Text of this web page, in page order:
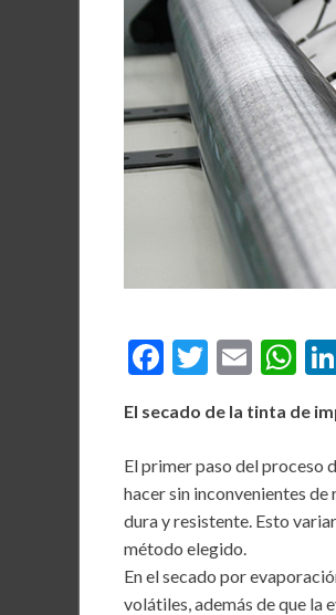
F
e
b
o
o
k
T
itt
er
E
ai
l
W
at
s
A
p
p
El secado de la tinta de
El primer paso del proceso
hacer sin inconvenientes
dura y resistente. Esto
método elegido.
En el secado por
volátiles, además de que la